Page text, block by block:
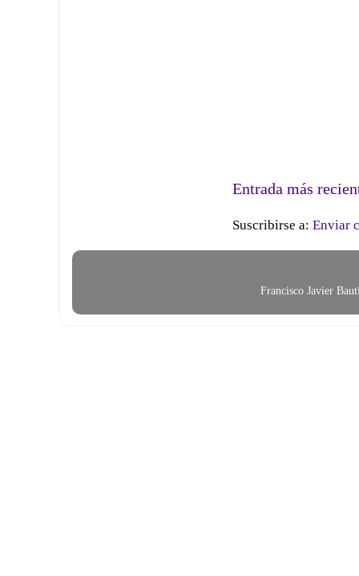
Entrada más
Suscribirse a: Enviar
Francisco Javier